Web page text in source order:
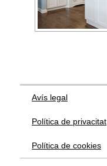
Avís legal
Política de privacitat
Política de cookies